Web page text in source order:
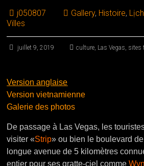
j050807 Gallery, Histoire,
Villes
juillet 9, 2019 culture, Las Vegas, sites
Version anglaise
Version vietnamienne
Galerie des photos
De passage à Las Vegas, les
visiter «Strip» ou bien le boulevard
longue avenue de 5 kilomètres
entier pour ses gratte-ciel comme